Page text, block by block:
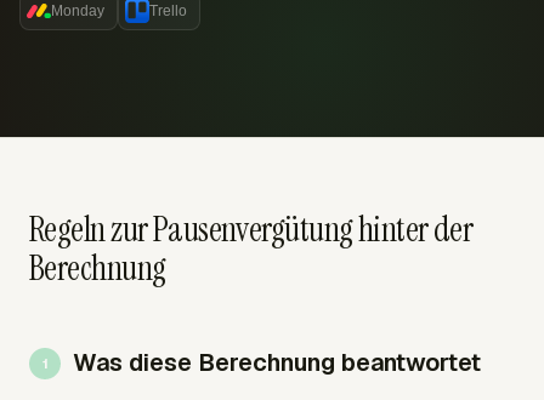
Monday Trello
Regeln zur Pausenvergütung hinter der
Berechnung
Was diese Berechnung beantwortet